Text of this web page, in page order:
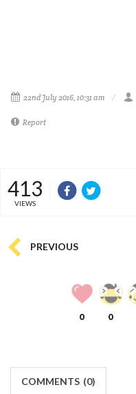
22nd July 2016, 10:31 am
Report
413
VIEWS
PREVIOUS
0 0
COMMENTS (0)